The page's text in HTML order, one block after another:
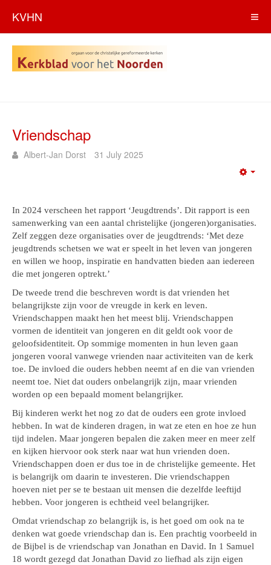
KVHN
Vriendschap
Albert-Jan Dorst 31 July 2025
In 2024 verscheen het rapport ‘Jeugdtrends’. Dit rapport is een
samenwerking van een aantal christelijke (jongeren)organisaties.
Zelf zeggen deze organisaties over de jeugdtrends: ‘Met deze
jeugdtrends schetsen we wat er speelt in het leven van jongeren
en willen we hoop, inspiratie en handvatten bieden aan iedereen
die met jongeren optrekt.’
De tweede trend die beschreven wordt is dat vrienden het
belangrijkste zijn voor de vreugde in kerk en leven.
Vriendschappen maakt hen het meest blij. Vriendschappen
vormen de identiteit van jongeren en dit geldt ook voor de
geloofsidentiteit. Op sommige momenten in hun leven gaan
jongeren vooral vanwege vrienden naar activiteiten van de kerk
toe. De invloed die ouders hebben neemt af en die van vrienden
neemt toe. Niet dat ouders onbelangrijk zijn, maar vrienden
worden op een bepaald moment belangrijker.
Bij kinderen werkt het nog zo dat de ouders een grote invloed
hebben. In wat de kinderen dragen, in wat ze eten en hoe ze hun
tijd indelen. Maar jongeren bepalen die zaken meer en meer zelf
en kijken hiervoor ook sterk naar wat hun vrienden doen.
Vriendschappen doen er dus toe in de christelijke gemeente. Het
is belangrijk om daarin te investeren. Die vriendschappen
hoeven niet per se te bestaan uit mensen die dezelfde leeftijd
hebben. Voor jongeren is echtheid veel belangrijker.
Omdat vriendschap zo belangrijk is, is het goed om ook na te
denken wat goede vriendschap dan is. Een prachtig voorbeeld in
de Bijbel is de vriendschap van Jonathan en David. In 1 Samuel
18 wordt gezegd dat Jonathan David zo liefhad als zijn eigen